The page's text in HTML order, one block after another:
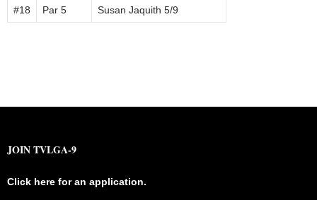
#18 Par 5 Susan Jaquith 5/9
JOIN TVLGA-9
Click here for an application.